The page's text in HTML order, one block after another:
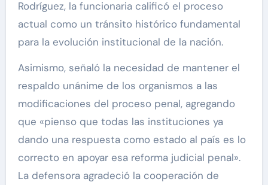
Rodríguez, la funcionaria calificó el proceso
actual como un tránsito histórico fundamental
para la evolución institucional de la nación.
Asimismo, señaló la necesidad de mantener el
respaldo unánime de los organismos a las
modificaciones del proceso penal, agregando
que «pienso que todas las instituciones ya
dando una respuesta como estado al país es lo
correcto en apoyar esa reforma judicial penal».
La defensora agradeció la cooperación de